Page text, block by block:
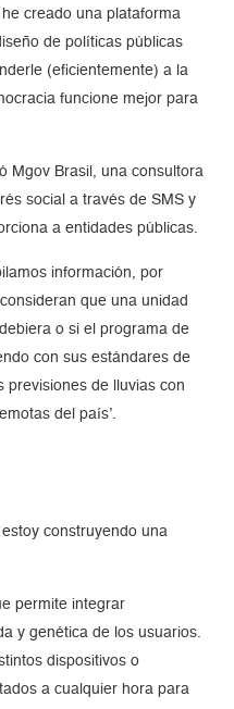
creado una plataforma
de políticas públicas
(eficientemente) a la
funcione mejor para
Mgov Brasil, una consultora
social a través de SMS y
a entidades públicas.
información, por
que una unidad
o si el programa de
con sus estándares de
previsiones de lluvias con
del país’.
construyendo una
permite integrar
y genética de los usuarios.
dispositivos o
a cualquier hora para